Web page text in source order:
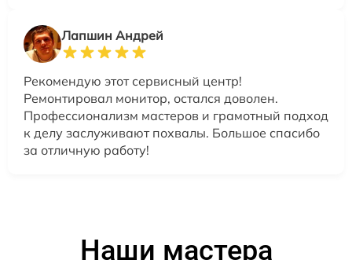
Лапшин Андрей
Рекомендую этот сервисный центр!
Ремонтировал монитор, остался доволен.
Профессионализм мастеров и грамотный подход
к делу заслуживают похвалы. Большое спасибо
за отличную работу!
Наши мастера